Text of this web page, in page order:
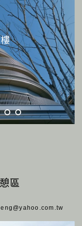
區